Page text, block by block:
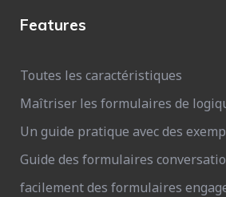
Features
Toutes les caractéristiques
Maîtriser les formulaires de
Un guide pratique avec des
Guide des formulaires
facilement des formulaires